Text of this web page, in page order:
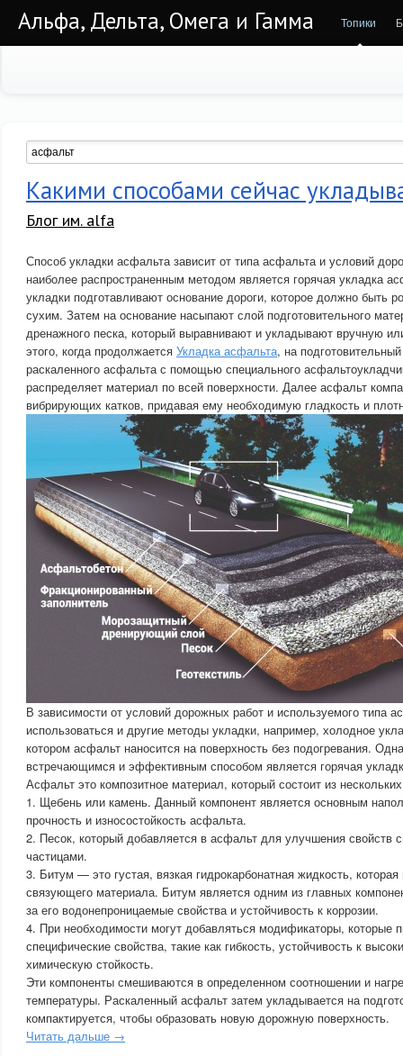
Альфа, Дельта, Омега и Гамма Топики
Какими способами сейчас
Блог им. alfa
Способ укладки асфальта зависит от типа асфальта и условий
наиболее распространенным методом является горячая укладка
укладки подготавливают основание дороги, которое должно быть
сухим. Затем на основание насыпают слой подготовительного
дренажного песка, который выравнивают и укладывают вручную
этого, когда продолжается Укладка асфальта, на
раскаленного асфальта с помощью специального
распределяет материал по всей поверхности. Далее асфальт
вибрирующих катков, придавая ему необходимую гладкость и
В зависимости от условий дорожных работ и используемого типа
использоваться и другие методы укладки, например, холодное
котором асфальт наносится на поверхность без подогревания.
встречающимся и эффективным способом является горячая
Асфальт это композитное материал, который состоит из
1. Щебень или камень. Данный компонент является основным
прочность и износостойкость асфальта.
2. Песок, который добавляется в асфальт для улучшения свойств
частицами.
3. Битум — это густая, вязкая гидрокарбонатная жидкость, которая
связующего материала. Битум является одним из главных
за его водонепроницаемые свойства и устойчивость к коррозии.
4. При необходимости могут добавляться модификаторы, которые
специфические свойства, такие как гибкость, устойчивость к
химическую стойкость.
Эти компоненты смешиваются в определенном соотношении и
температуры. Раскаленный асфальт затем укладывается на
компактируется, чтобы образовать новую дорожную поверхность.
Читать дальше →